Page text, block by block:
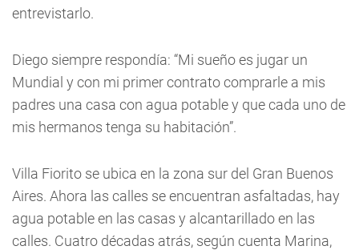
entrevistarlo.
Diego siempre respondía: “Mi sueño es jugar un
Mundial y con mi primer contrato comprarle a mis
padres una casa con agua potable y que cada uno de
mis hermanos tenga su habitación”.
Villa Fiorito se ubica en la zona sur del Gran Buenos
Aires. Ahora las calles se encuentran asfaltadas, hay
agua potable en las casas y alcantarillado en las
calles. Cuatro décadas atrás, según cuenta Marina,